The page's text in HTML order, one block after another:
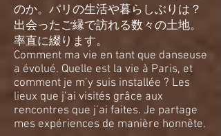
のか。パリの生活や暮らしぶりは？
出会ったご縁で訪れる数々の土地。
率直に綴ります。
Comment ma vie en tant que danseuse
a évolué. Quelle est la vie à Paris, et
comment je m’y suis installée ? Les
lieux que j’ai visités grâce aux
rencontres que j’ai faites. Je partage
mes expériences de manière honnête.